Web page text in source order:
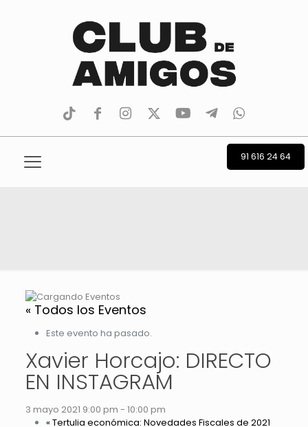
tiktokfacebookinstagram
TwitterYoutubeTelegramwhatsapp
91 616 24 64
« Todos los Eventos
Este evento ha pasado.
Xavier Horcajo: DIRECTO
EN INSTAGRAM
3 mayo 2021 9:00 pm - 10:00 pm
« Tertulia económica: Novedades Fiscales de 2021